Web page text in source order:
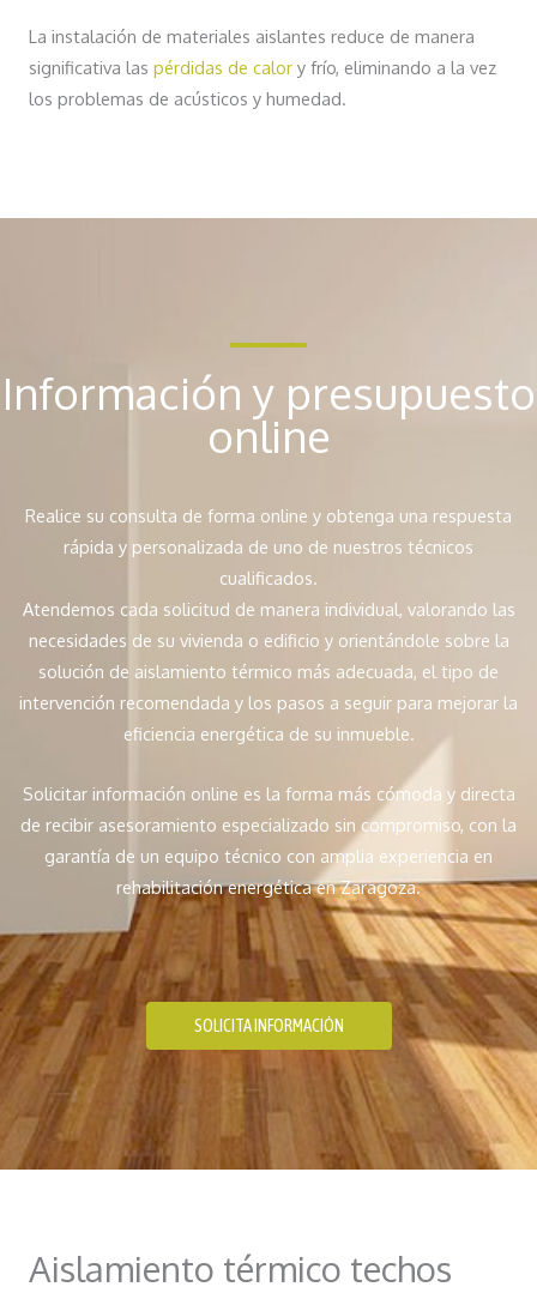
La instalación de materiales aislantes reduce de manera
significativa las pérdidas de calor y frío, eliminando a la vez
los problemas de acústicos y humedad.
Información y presupuesto
online
Realice su consulta de forma online y obtenga una respuesta
rápida y personalizada de uno de nuestros técnicos
cualificados.
Atendemos cada solicitud de manera individual, valorando las
necesidades de su vivienda o edificio y orientándole sobre la
solución de aislamiento térmico más adecuada, el tipo de
intervención recomendada y los pasos a seguir para mejorar la
eficiencia energética de su inmueble.
Solicitar información online es la forma más cómoda y directa
de recibir asesoramiento especializado sin compromiso, con la
garantía de un equipo técnico con amplia experiencia en
rehabilitación energética en Zaragoza.
SOLICITA INFORMACIÓN
Aislamiento térmico techos